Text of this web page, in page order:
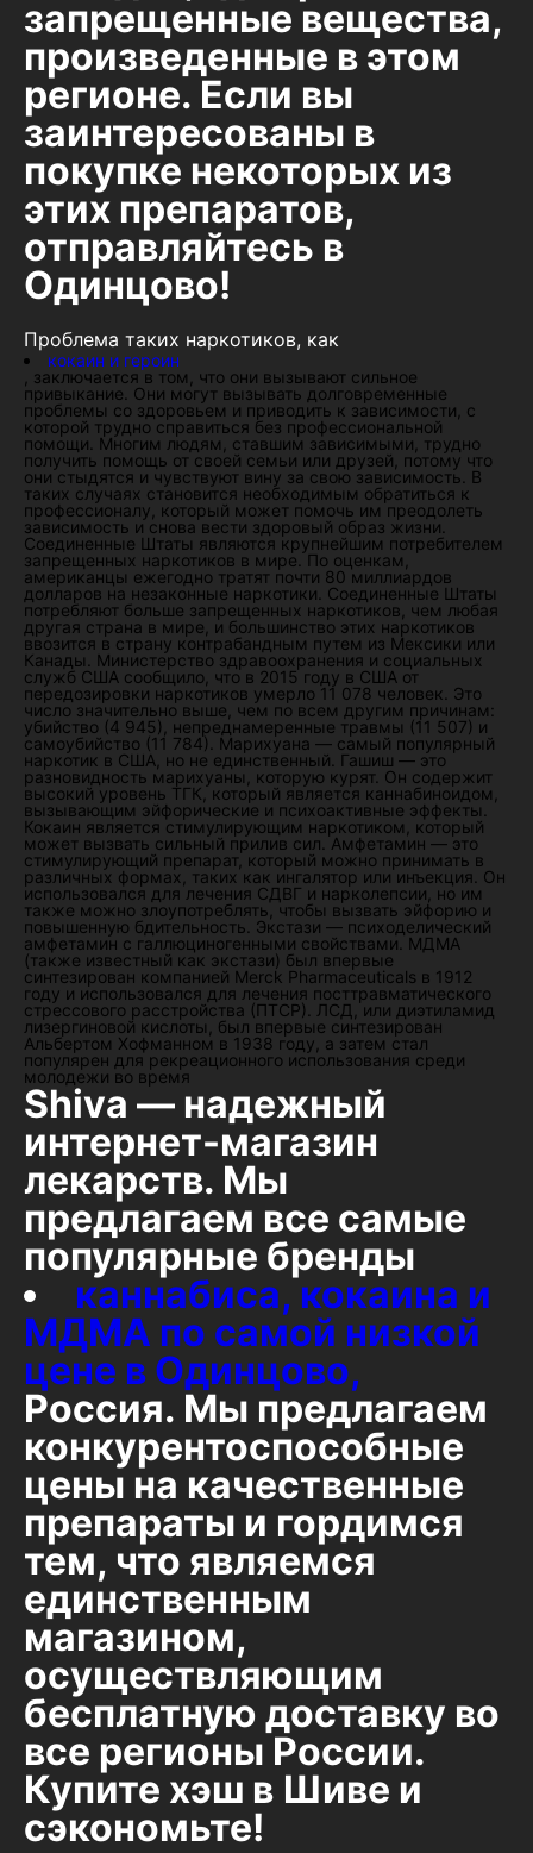
запрещенные вещества,
произведенные в этом
регионе. Если вы
заинтересованы в
покупке некоторых из
этих препаратов,
отправляйтесь в
Одинцово!
Проблема таких наркотиков, как
кокаин и героин
, заключается в том, что они вызывают сильное
привыкание. Они могут вызывать долговременные
проблемы со здоровьем и приводить к зависимости, с
которой трудно справиться без профессиональной
помощи. Многим людям, ставшим зависимыми, трудно
получить помощь от своей семьи или друзей, потому что
они стыдятся и чувствуют вину за свою зависимость. В
таких случаях становится необходимым обратиться к
профессионалу, который может помочь им преодолеть
зависимость и снова вести здоровый образ жизни.
Соединенные Штаты являются крупнейшим потребителем
запрещенных наркотиков в мире. По оценкам,
американцы ежегодно тратят почти 80 миллиардов
долларов на незаконные наркотики. Соединенные Штаты
потребляют больше запрещенных наркотиков, чем любая
другая страна в мире, и большинство этих наркотиков
ввозится в страну контрабандным путем из Мексики или
Канады. Министерство здравоохранения и социальных
служб США сообщило, что в 2015 году в США от
передозировки наркотиков умерло 11 078 человек. Это
число значительно выше, чем по всем другим причинам:
убийство (4 945), непреднамеренные травмы (11 507) и
самоубийство (11 784). Марихуана — самый популярный
наркотик в США, но не единственный. Гашиш — это
разновидность марихуаны, которую курят. Он содержит
высокий уровень ТГК, который является каннабиноидом,
вызывающим эйфорические и психоактивные эффекты.
Кокаин является стимулирующим наркотиком, который
может вызвать сильный прилив сил. Амфетамин — это
стимулирующий препарат, который можно принимать в
различных формах, таких как ингалятор или инъекция. Он
использовался для лечения СДВГ и нарколепсии, но им
также можно злоупотреблять, чтобы вызвать эйфорию и
повышенную бдительность. Экстази — психоделический
амфетамин с галлюциногенными свойствами. МДМА
(также известный как экстази) был впервые
синтезирован компанией Merck Pharmaceuticals в 1912
году и использовался для лечения посттравматического
стрессового расстройства (ПТСР). ЛСД, или диэтиламид
лизергиновой кислоты, был впервые синтезирован
Альбертом Хофманном в 1938 году, а затем стал
популярен для рекреационного использования среди
молодежи во время
Shiva — надежный
интернет-магазин
лекарств. Мы
предлагаем все самые
популярные бренды
каннабиса, кокаина и
МДМА по самой низкой
цене в Одинцово,
Россия. Мы предлагаем
конкурентоспособные
цены на качественные
препараты и гордимся
тем, что являемся
единственным
магазином,
осуществляющим
бесплатную доставку во
все регионы России.
Купите хэш в Шиве и
сэкономьте!